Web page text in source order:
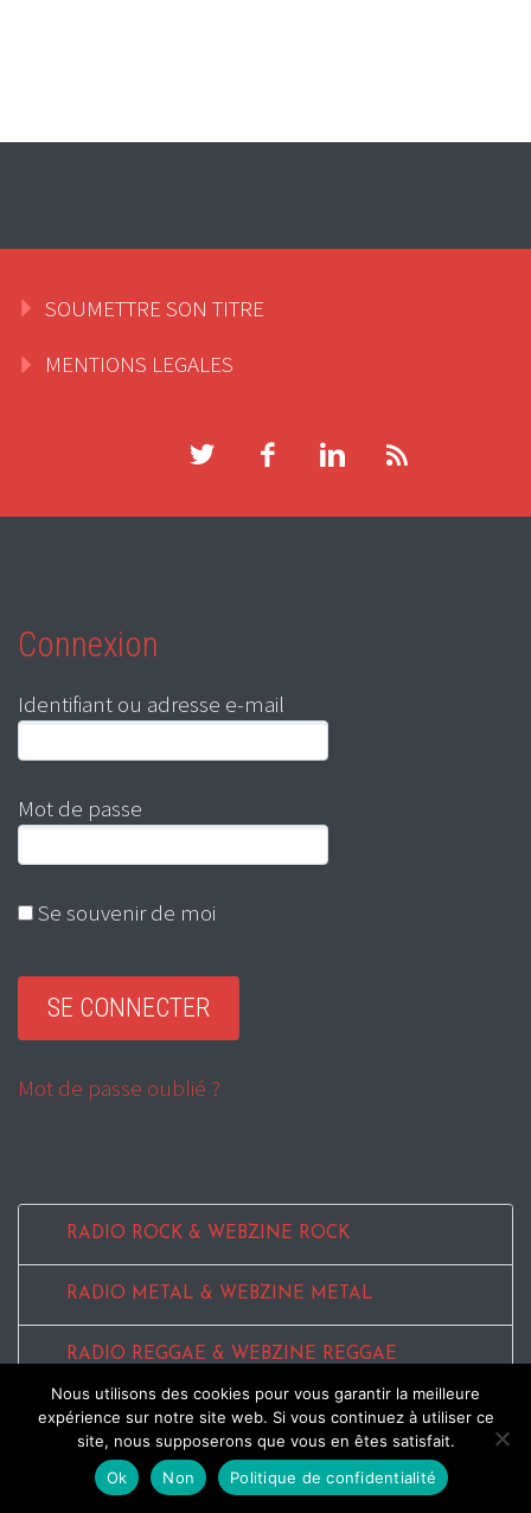
SOUMETTRE SON TITRE
MENTIONS LEGALES
Connexion
Identifiant ou adresse e-mail
Mot de passe
Se souvenir de moi
Mot de passe oublié ?
RADIO ROCK & WEBZINE ROCK
RADIO METAL & WEBZINE METAL
RADIO REGGAE & WEBZINE REGGAE
SOUMETTRE SON TITRE
MENTIONS LEGALES
Nous utilisons des cookies pour vous garantir la meilleure
expérience sur notre site web. Si vous continuez à utiliser ce
site, nous supposerons que vous en êtes satisfait.
Ok
Non Politique de confidentialité